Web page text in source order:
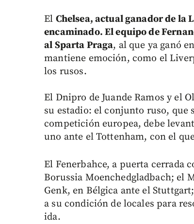
El Chelsea, actual ganador de la
encaminado. El equipo de
al Sparta Praga, al que ya ganó
mantiene emoción, como el
los rusos.
El Dnipro de Juande Ramos y el
su estadio: el conjunto ruso, que
competición europea, debe
uno ante el Tottenham, con el
El Fenerbahce, a puerta cerrada
Borussia Moenchedgladbach; el
Genk, en Bélgica ante el
a su condición de locales para
ida.